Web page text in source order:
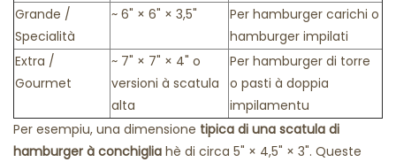
Grande /
Specialità
~ 6" × 6" × 3,5"
Per hamburger carichi o
hamburger impilati
Extra /
Gourmet
~ 7" × 7" × 4" o
versioni à scatula
alta
Per hamburger di torre
o pasti à doppia
impilamentu
Per esempiu, una dimensione tipica di una scatula di
hamburger à conchiglia hè di circa 5" × 4,5" × 3". Queste